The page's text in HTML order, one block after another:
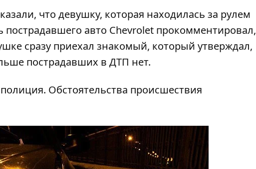
что девушку, которая находилась за рулем
пострадавшего авто Chevrolet прокомментировал,
сразу приехал знакомый, который утверждал,
пострадавших в ДТП нет.
Обстоятельства происшествия